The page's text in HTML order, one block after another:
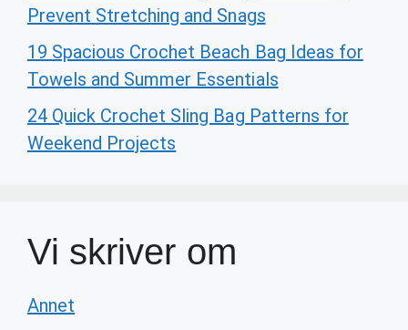
Prevent Stretching and Snags
19 Spacious Crochet Beach Bag Ideas for
Towels and Summer Essentials
24 Quick Crochet Sling Bag Patterns for
Weekend Projects
Vi skriver om
Annet